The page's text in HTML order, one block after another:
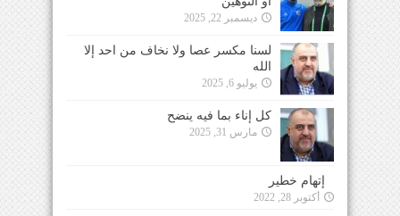
ديسمبر 22, 2025
لسنا مكسر عصا ولا نخاف من احد إلا
الله
يوليو 6, 2025
كل إناء بما فيه ينضح
مارس 31, 2025
إتهام خطير
أكتوبر 28, 2022